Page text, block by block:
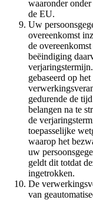
waaronder onder
de EU.
Uw
overeenkomst
de
beëindiging
gebaseerd op
gedurende de
belangen na te
de
toepasselijke
waarop het
uw
geldt dit totdat
ingetrokken.
De
van